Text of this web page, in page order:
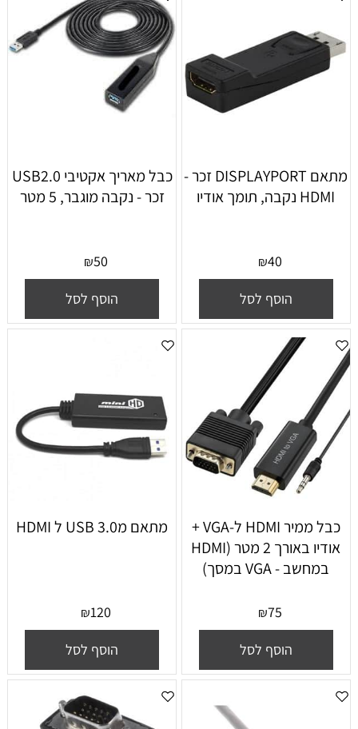
מתאם DISPLAYPORT זכר -
HDMI נקבה, תומך אודיו
₪40
הוסף לסל
כבל מאריך אקטיבי USB2.0
זכר - נקבה מוגבר, 5 מטר
₪50
הוסף לסל
כבל ממיר HDMI ל-VGA +
אודיו באורך 2 מטר (HDMI
במחשב - VGA במסך)
₪75
הוסף לסל
מתאם מUSB 3.0 ל HDMI
₪120
הוסף לסל